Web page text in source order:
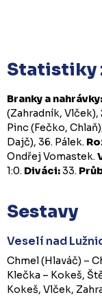
Statistiky
Branky a nahrávky:
(Zahradník, Vlček),
Pinc (Fečko,
Dajč), 36. Pálek.
Ondřej Vomastek.
1:0. Diváci:33.
Sestavy
Veselí nad
Chmel (Hlaváč) –
Klečka – Kokeš,
Kokeš, Vlček,